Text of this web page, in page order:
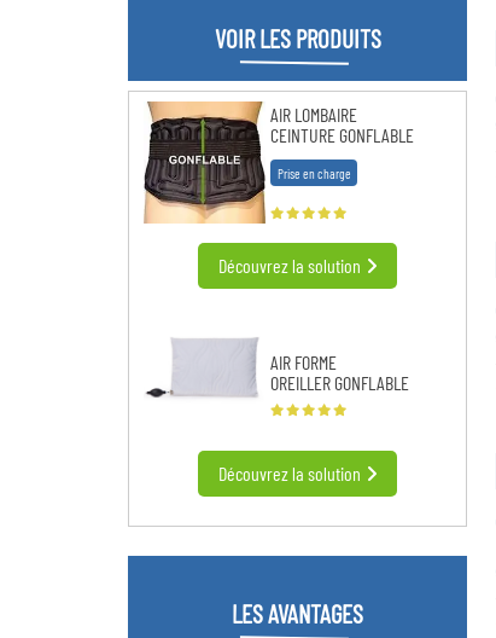
VOIR LES PRODUITS
AIR LOMBAIRE
CEINTURE GONFLABLE
Prise en charge
Découvrez la solution
AIR FORME
OREILLER GONFLABLE
Découvrez la solution
LES AVANTAGES